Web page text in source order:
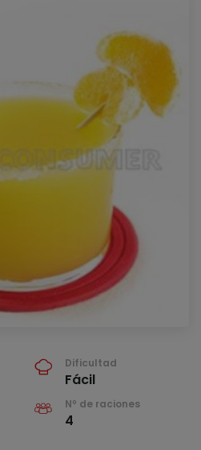
Dificultad
Fácil
Nº de raciones
4